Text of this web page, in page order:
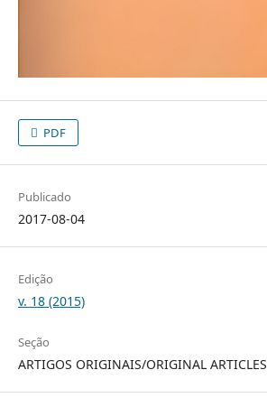
PDF
Publicado
2017-08-04
Edição
v. 18 (2015)
Seção
ARTIGOS ORIGINAIS/ORIGINAL ARTICLES